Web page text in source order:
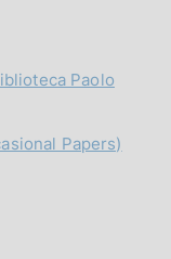
Paolo
Papers)